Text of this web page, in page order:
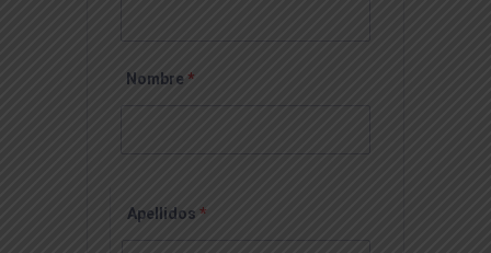
Nombre *
Apellidos *